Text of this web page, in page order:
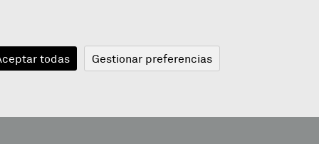
JANGELA BLOGA BERRIAK
todas Gestionar preferencias